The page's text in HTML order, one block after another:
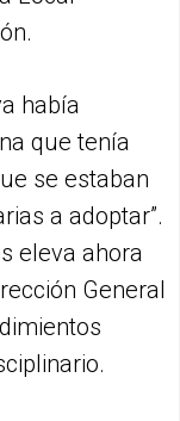
había
que tenía
se estaban
a adoptar”.
eleva ahora
General